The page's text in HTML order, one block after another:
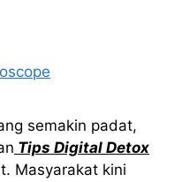
semakin padat,
Tips Digital Detox
Masyarakat kini